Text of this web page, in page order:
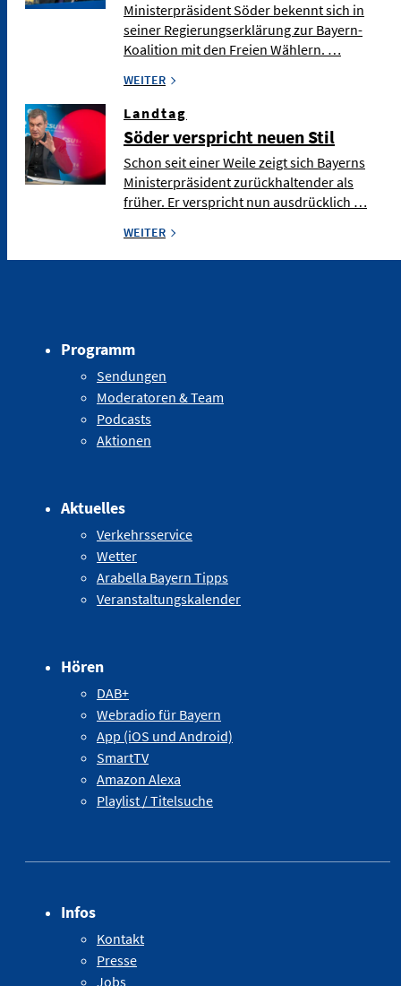
Ministerpräsident Söder bekennt sich in
seiner Regierungserklärung zur Bayern-
Koalition mit den Freien Wählern. …
WEITER
Landtag
Söder verspricht neuen Stil
Schon seit einer Weile zeigt sich Bayerns
Ministerpräsident zurückhaltender als
früher. Er verspricht nun ausdrücklich …
WEITER
Programm
Sendungen
Moderatoren & Team
Podcasts
Aktionen
Aktuelles
Verkehrsservice
Wetter
Arabella Bayern Tipps
Veranstaltungskalender
Hören
DAB+
Webradio für Bayern
App (iOS und Android)
SmartTV
Amazon Alexa
Playlist / Titelsuche
Infos
Kontakt
Presse
Jobs